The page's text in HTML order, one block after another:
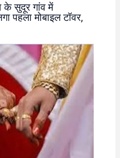
के सुदूर गांव में
पहला मोबाइल टॉवर,